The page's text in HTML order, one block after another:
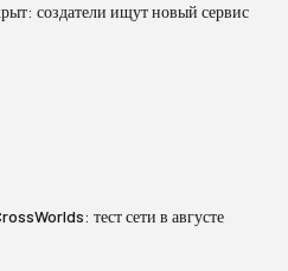
создатели ищут новый сервис
тест сети в августе